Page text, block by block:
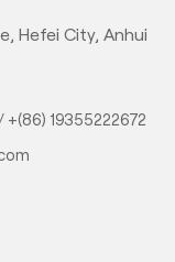
الدقة بالذكاء
منخفضة، واتصال
Hefei City, Anhui
/ +(86) 19355222672